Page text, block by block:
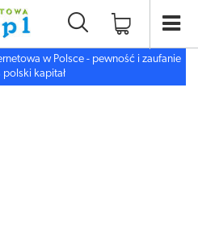
w Polsce - pewność i zaufanie
polski kapitał